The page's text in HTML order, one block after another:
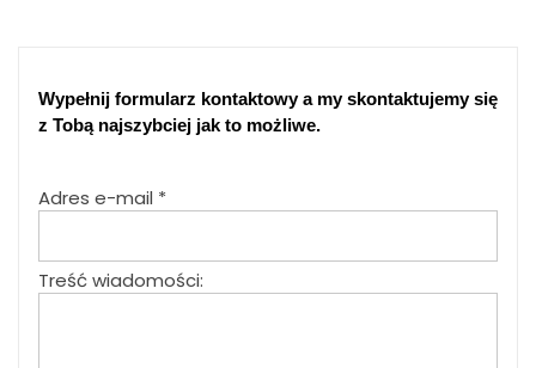
Wypełnij formularz kontaktowy a my skontaktujemy się
z Tobą najszybciej jak to możliwe.
Adres e-mail *
Treść wiadomości: